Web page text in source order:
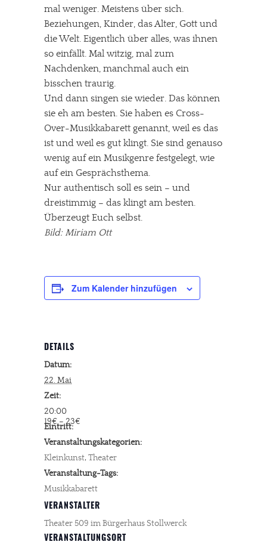
mal weniger. Meistens über sich.
Beziehungen, Kinder, das Alter, Gott und
die Welt. Eigentlich über alles, was ihnen
so einfällt. Mal witzig, mal zum
Nachdenken, manchmal auch ein
bisschen traurig.
Und dann singen sie wieder. Das können
sie eh am besten. Sie haben es Cross-
Over-Musikkabarett genannt, weil es das
ist und weil es gut klingt. Sie sind genauso
wenig auf ein Musikgenre festgelegt, wie
auf ein Gesprächsthema.
Nur authentisch soll es sein – und
dreistimmig – das klingt am besten.
Überzeugt Euch selbst.
Bild: Miriam Ott
Zum Kalender hinzufügen
DETAILS
Datum:
22. Mai
Zeit:
20:00
Eintritt:
19€ – 23€
Veranstaltungskategorien:
Kleinkunst, Theater
Veranstaltung-Tags:
Musikkabarett
VERANSTALTUNGSORT
VERANSTALTER
Theater 509 im Bürgerhaus Stollwerck